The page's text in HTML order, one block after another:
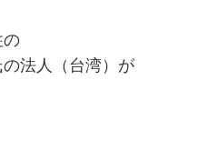
の
法人（台湾）が